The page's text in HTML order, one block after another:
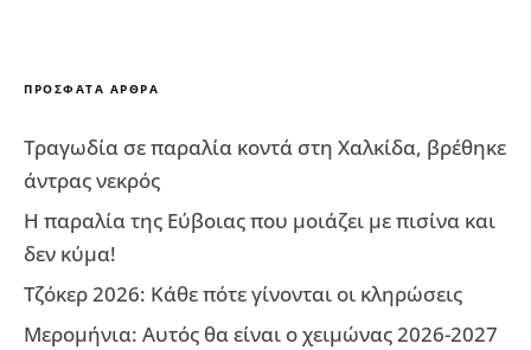
ΠΡΌΣΦΑΤΑ ΆΡΘΡΑ
Τραγωδία σε παραλία κοντά στη Χαλκίδα, βρέθηκε
άντρας νεκρός
Η παραλία της Εύβοιας που μοιάζει με πισίνα και
δεν κύμα!
Τζόκερ 2026: Κάθε πότε γίνονται οι κληρώσεις
Μερομήνια: Αυτός θα είναι ο χειμώνας 2026-2027